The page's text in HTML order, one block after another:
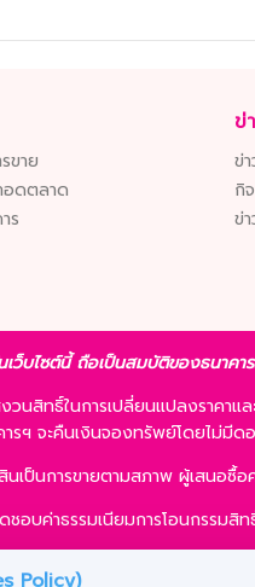
Policy)
ขาย
ดตลาด
ร
ข่
ข่
กิ
ข่
เว็บไซต์นี้ ถือเป็นสมบัติของธนาค
วนสิทธิ์ในการเปลี่ยนแปลงราคา
รฯ จะคืนเงินจองทรัพย์โดยไม่มีด
นเป็นการขายตามสภาพ ผู้เสนอ
อบค่าธรรมเนียมการโอนกรรมสิ
สินเชื่อได้ตามหลักเกณฑ์ของธนาค